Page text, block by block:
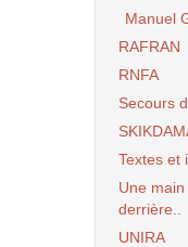
Manuel
RAFRAN
RNFA
Secours
Textes et
Une
derrière..
UNIRA